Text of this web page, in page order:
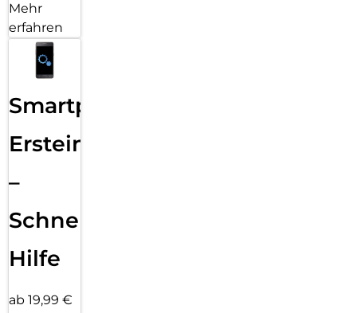
Mehr
erfahren
Smartphone
Ersteinrichtung
–
Schnelle
Hilfe
ab 19,99 €